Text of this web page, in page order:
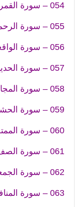
054 – سورة القمر
055 – سورة الرحمان
056 – سورة الواقعة
057 – سورة الحديد
058 – سورة المجادلة
059 – سورة الحشر
060 – سورة الممتحنة
061 – سورة الصف
062 – سورة الجمعة
063 – سورة المنافقون